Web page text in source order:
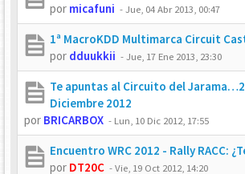
por micafuni -Jue, 04 Abr 2013, 00:47
1ª MacroKDD Multimarca Circuit
por dduukkii -Jue, 17 Ene 2013, 23:30
Te apuntas al Circuito del
Diciembre 2012
por BRICARBOX - Lun, 10 Dic 2012, 17:55
Encuentro WRC 2012 - Rally RACC:
por DT20C -Vie, 19 Oct 2012, 14:20